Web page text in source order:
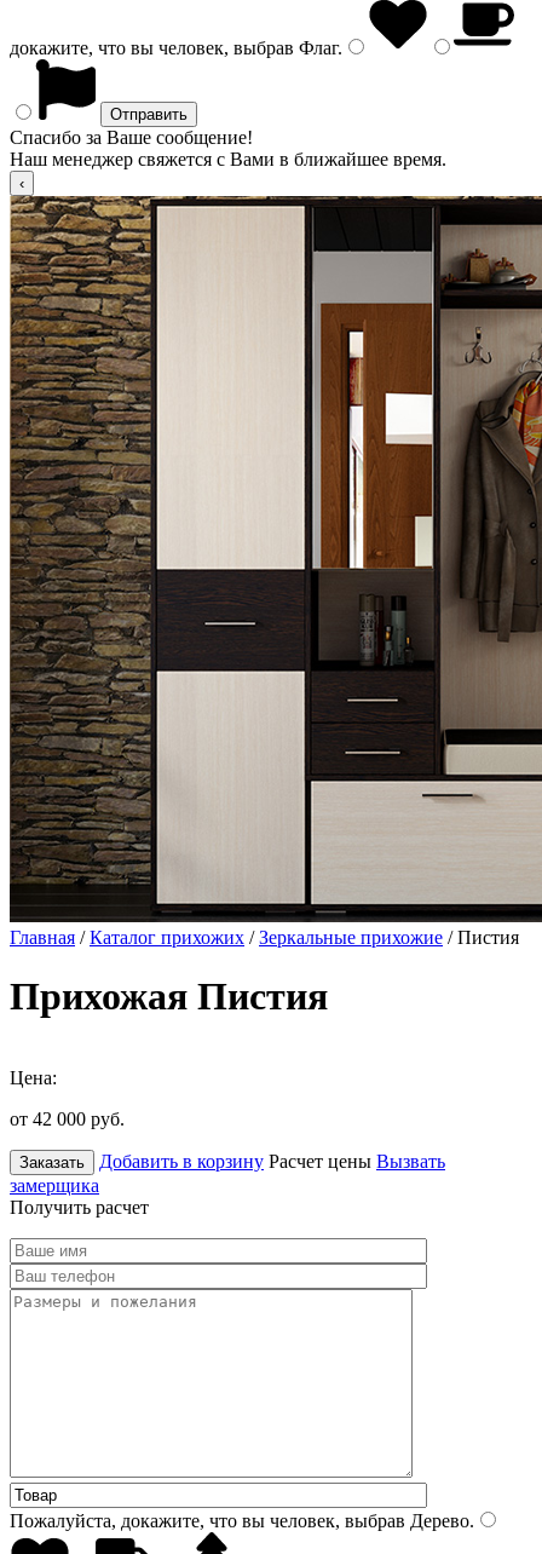
докажите, что вы человек, выбрав Флаг.
Спасибо за Ваше сообщение!
Наш менеджер свяжется с Вами в ближайшее время.
Главная /Каталог прихожих /Зеркальные прихожие / Пистия
Прихожая Пистия
Цена:
от 42 000 руб.
Заказать Добавить в корзину Расчет цены Вызвать
замерщика
Получить расчет
Пожалуйста, докажите, что вы человек, выбрав Дерево.